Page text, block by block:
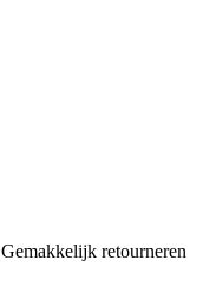
Gemakkelijk retourneren